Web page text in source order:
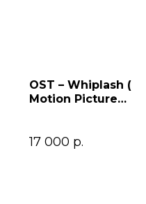
OST – Whiplash
Motion Picture
17 000 р.